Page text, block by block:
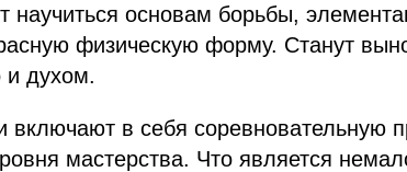
научиться основам борьбы,
физическую форму. Станут
и духом.
включают в себя соревновательную
мастерства. Что является